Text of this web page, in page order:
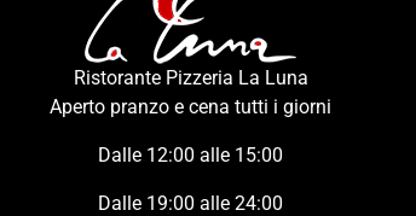
Ristorante Pizzeria La Luna
Aperto pranzo e cena tutti i giorni
Dalle 12:00 alle 15:00
Dalle 19:00 alle 24:00